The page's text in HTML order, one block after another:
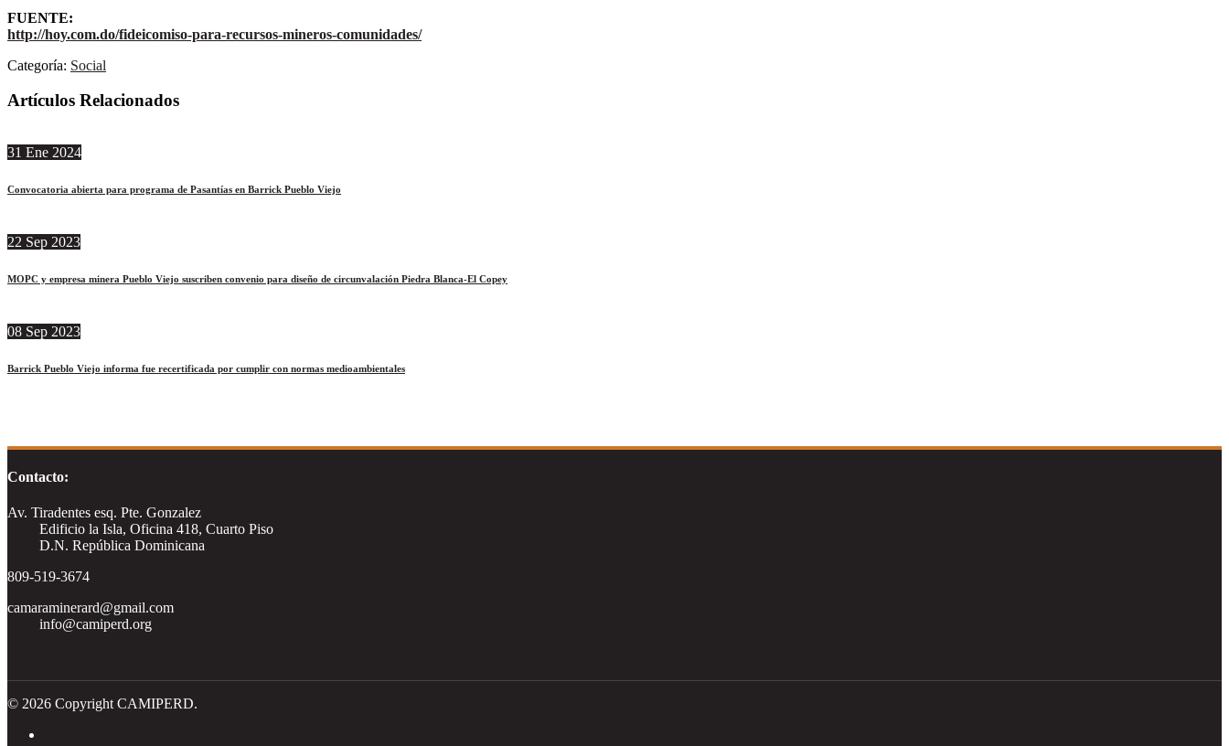
FUENTE:
http://hoy.com.do/fideicomiso-para-recursos-mineros-comunidades/
Categoría: Social
Artículos Relacionados
31 Ene 2024
Convocatoria abierta para programa de Pasantías en Barrick Pueblo Viejo
22 Sep 2023
MOPC y empresa minera Pueblo Viejo suscriben convenio para diseño de circunvalación Piedra Blanca-El Copey
08 Sep 2023
Barrick Pueblo Viejo informa fue recertificada por cumplir con normas medioambientales
Contacto:
Av. Tiradentes esq. Pte. Gonzalez
Edificio la Isla, Oficina 418, Cuarto Piso
D.N. República Dominicana
809-519-3674
camaraminerard@gmail.com
info@camiperd.org
© 2026 Copyright CAMIPERD.